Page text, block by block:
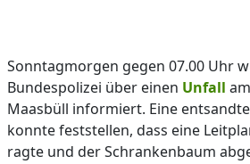
Sonntagmorgen gegen 07.00 Uhr
Bundespolizei über einen Unfall
Maasbüll informiert. Eine
konnte feststellen, dass eine
ragte und der Schrankenbaum